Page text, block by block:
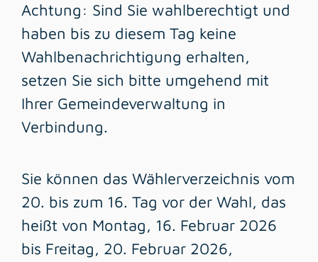
Achtung: Sind Sie wahlberechtigt und
haben bis zu diesem Tag keine
Wahlbenachrichtigung erhalten,
setzen Sie sich bitte umgehend mit
Ihrer Gemeindeverwaltung in
Verbindung.
Sie können das Wählerverzeichnis vom
20. bis zum 16. Tag vor der Wahl, das
heißt von Montag, 16. Februar 2026
bis Freitag, 20. Februar 2026,